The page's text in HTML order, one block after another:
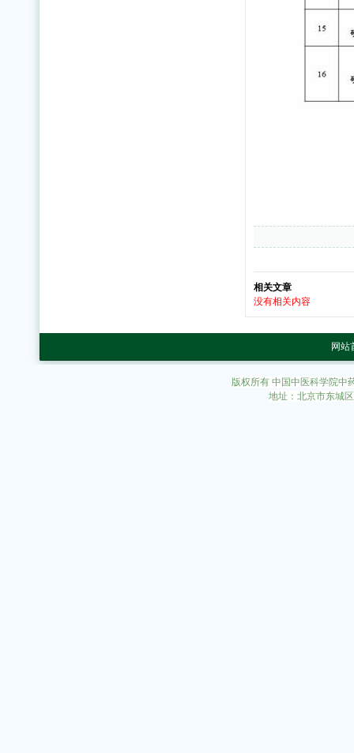
相关文章
没有相关内容
网站
版权所有 中国中医科学院中
地址：北京市东城